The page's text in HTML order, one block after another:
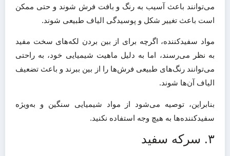
می‌توانند باعث آسیب به رنگ و بافت فرش شوند و حتی ممکن
است باعث تغییر شکل و پوسیدگی الیاف طبیعی شوند.
مواد سفیدکننده، اگرچه برای از بین بردن لکه‌های سخت مفید
به نظر می‌رسند، اما به دلیل ماهیت شیمیایی خود، به راحتی
می‌توانند رنگ‌های طبیعی فرش‌ها را از بین ببرند و باعث تضعیف
الیاف آن‌ها شوند.
بنابراین، توصیه می‌شود از مواد شیمیایی سنگین و به‌ویژه
سفیدکننده‌ها به هیچ وجه استفاده نکنید.​
۳. سرکه سفید